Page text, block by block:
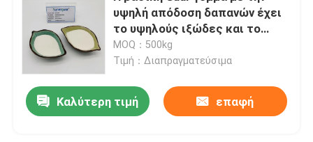
Σπίτι
Προϊόντα
Βίντεο
υψηλή απόδοση δαπανών έχει
το υψηλούς ιξώδες και το
υψηλό βαθμό της
αντικατάστασης για την
MOQ：500kg
Τιμή：Διαπραγματεύσιμα
Καλύτερη τιμή επαφή
Υψηλό Κόμμι γκουάρ αντικατάστασης ιξώδους μέσο Thickener πηκτωμάτων ντους πήζοντας πρακτόρων γόμμας